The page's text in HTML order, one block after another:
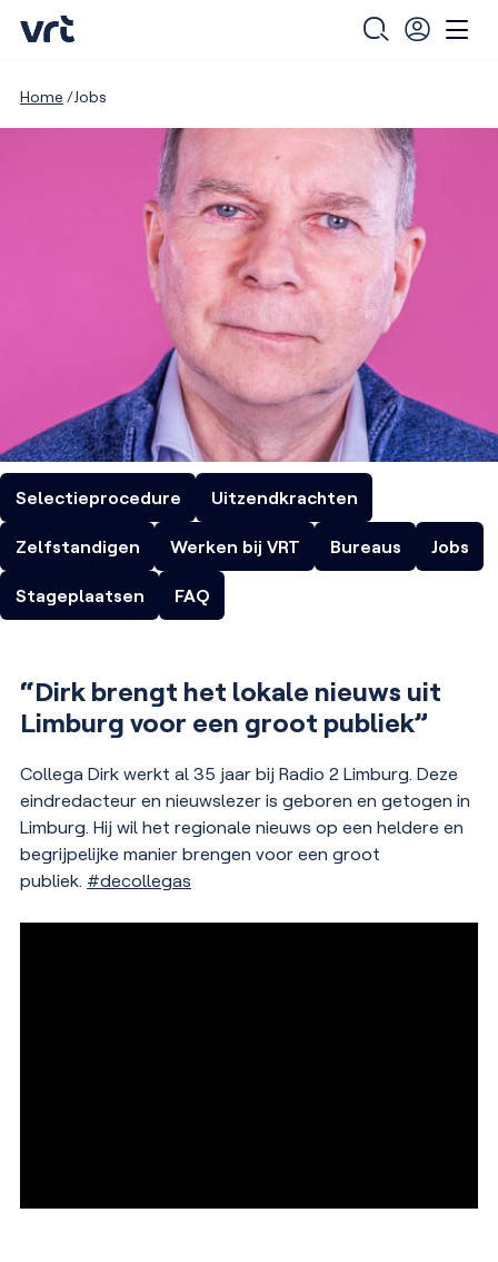
Home Jobs
Selectieprocedure Uitzendkrachten
Zelfstandigen Werken bij VRT Bureaus Jobs
Stageplaatsen FAQ
“Dirk brengt het lokale nieuws uit
Limburg voor een groot publiek”
Collega Dirk werkt al 35 jaar bij Radio 2 Limburg. Deze
eindredacteur en nieuwslezer is geboren en getogen in
Limburg. Hij wil het regionale nieuws op een heldere en
begrijpelijke manier brengen voor een groot
publiek. #decollegas